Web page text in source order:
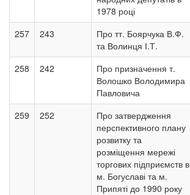
1978 році
257 243
Про тт. Боярчука В.Ф.
та Волинця І.Т.
258 242
Про призначення т.
Волошко Володимира
Павловича
259 252
Про затвердження
перспективного плану
розвитку та
розміщення мережі
торгових підприємств в
м. Богуславі та м.
Припяті до 1990 року